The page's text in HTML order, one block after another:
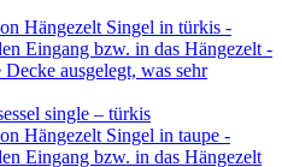
single – türkis